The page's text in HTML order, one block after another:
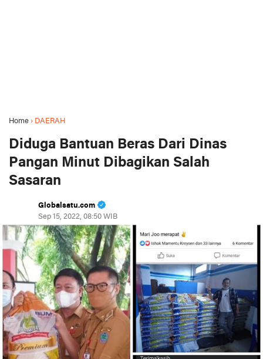
Home › DAERAH
Diduga Bantuan Beras Dari Dinas
Pangan Minut Dibagikan Salah
Sasaran
Globalsatu.com
Sep 15, 2022, 08:50 WIB